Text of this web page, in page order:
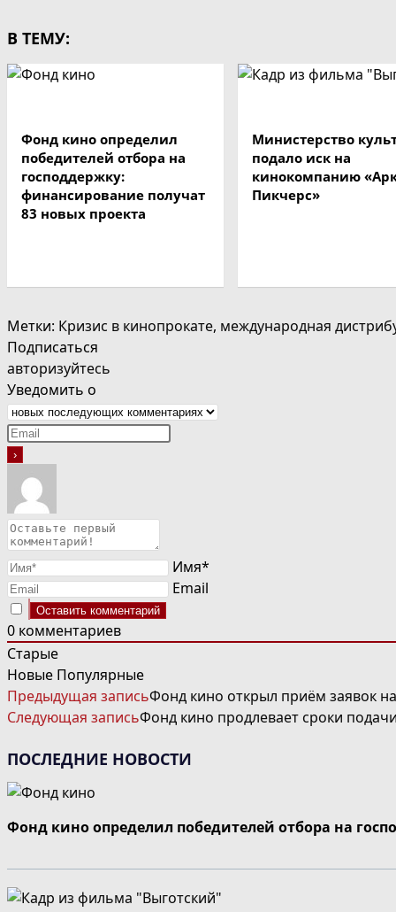
В ТЕМУ:
Фонд кино определил
победителей отбора на
господдержку:
финансирование получат
83 новых проекта
Министерство
подало иск на
кинокомпанию
Пикчерс»
Метки: Кризис в кинопрокате, международная
Подписаться
авторизуйтесь
Уведомить о
Имя*
Email
0 комментариев
Старые
Новые Популярные
ЧИТАТЬ
ДАЛЕЕ
СТАТЬИ
Предыдущая записьФонд кино открыл приём заявок
Следующая записьФонд кино продлевает сроки
ПОСЛЕДНИЕ НОВОСТИ
Фонд кино определил победителей отбора на